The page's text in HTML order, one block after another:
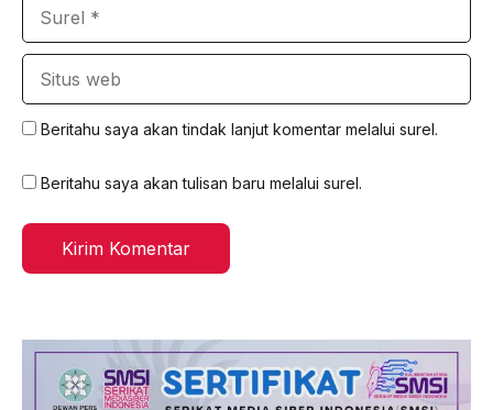
Beritahu saya akan tindak lanjut komentar melalui surel.
Beritahu saya akan tulisan baru melalui surel.